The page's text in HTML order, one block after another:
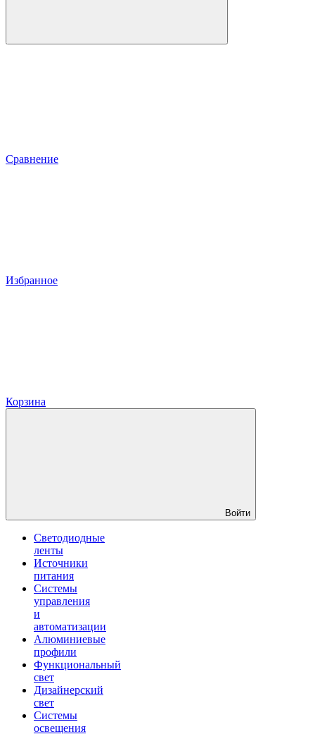
Сравнение
Избранное
Корзина
Войти
Светодиодные
ленты
Источники
питания
Системы
управления
и
автоматизации
Алюминиевые
профили
Функциональный
свет
Дизайнерский
свет
Системы
освещения